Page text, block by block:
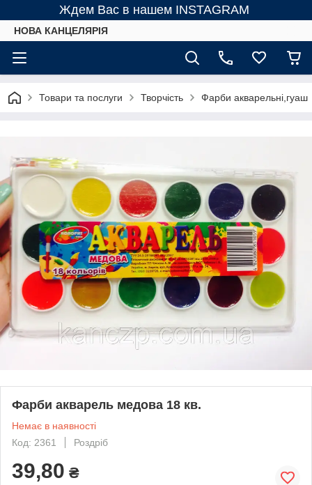
Ждем Вас в нашем INSTAGRAM
НОВА КАНЦЕЛЯРІЯ
Товари та послуги Творчість Фарби акварельні,гуаш
Фарби акварель медова 18 кв.
Немає в наявності
Код: 2361
Роздріб
39,80 ₴